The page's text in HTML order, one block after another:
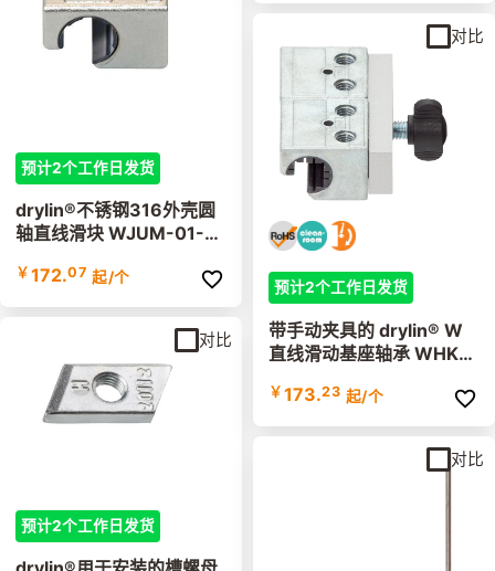
预计2个工作日发货
drylin®不锈钢316外壳圆
轴直线滑块 WJUM-01-E
￥ 172.07 起/个
预计2个工作日发货
对比
预计2个工作日发货
带手动夹具的 drylin® W
直线滑动基座轴承 WHKA
￥ 173.23 起/个
对比
对比